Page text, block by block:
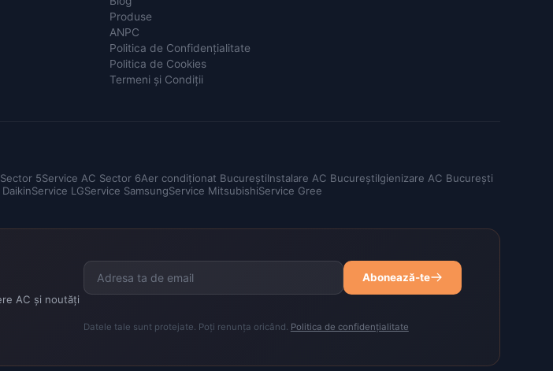
Produse
ANPC
Politica de Confidențialitate
Politica de Cookies
Termeni și Condiții
5Service AC Sector 6Aer condiționat BucureștiInstalare AC BucureștiIgienizare AC București
Service LGService SamsungService MitsubishiService Gree
AC și noutăți
Abonează-te
Datele tale sunt protejate. Poți renunța oricând. Politica de confidențialitate